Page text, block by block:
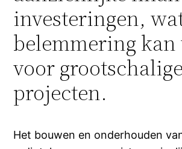
investeringen,
belemmering
voor grootschalige
projecten.
Het bouwen en onderhouden